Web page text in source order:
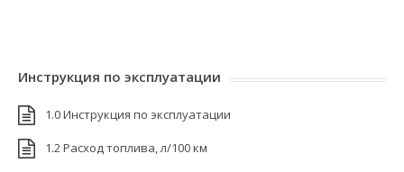
Инструкция по эксплуатации
1.0 Инструкция по эксплуатации
1.2 Расход топлива, л/100 км